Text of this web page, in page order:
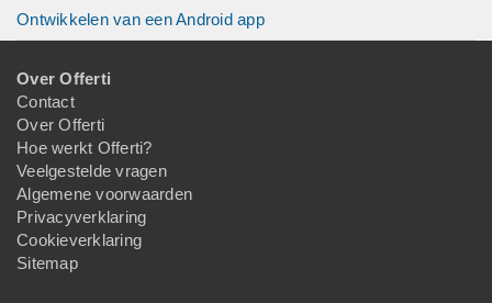
Ontwikkelen van een Android app
Over Offerti
Contact
Over Offerti
Hoe werkt Offerti?
Veelgestelde vragen
Algemene voorwaarden
Privacyverklaring
Cookieverklaring
Sitemap